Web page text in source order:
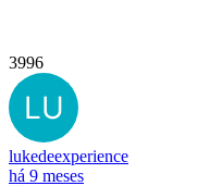
3996
lukedeexperience
há 9 meses